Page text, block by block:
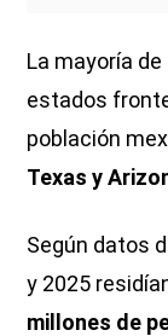
La mayoría
estados
población
Texas y
Según datos
y 2025
millones de